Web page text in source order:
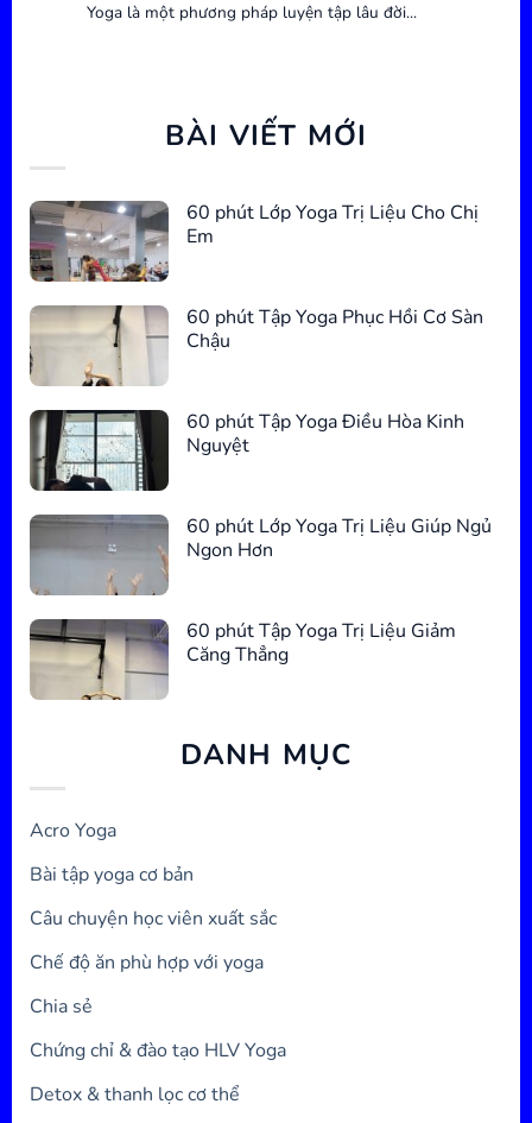
Yoga là một phương pháp luyện tập lâu đời...
BÀI VIẾT MỚI
60 phút Lớp Yoga Trị Liệu Cho Chị
Em
60 phút Tập Yoga Phục Hồi Cơ Sàn
Chậu
60 phút Tập Yoga Điều Hòa Kinh
Nguyệt
60 phút Lớp Yoga Trị Liệu Giúp Ngủ
Ngon Hơn
60 phút Tập Yoga Trị Liệu Giảm
Căng Thẳng
DANH MỤC
Acro Yoga
Bài tập yoga cơ bản
Câu chuyện học viên xuất sắc
Chế độ ăn phù hợp với yoga
Chia sẻ
Chứng chỉ & đào tạo HLV Yoga
Detox & thanh lọc cơ thể